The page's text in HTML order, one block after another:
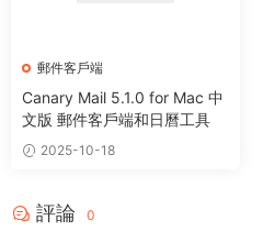
郵件客戶端
Canary Mail 5.1.0 for Mac 中
文版 郵件客戶端和日曆工具
2025-10-18
評論 0